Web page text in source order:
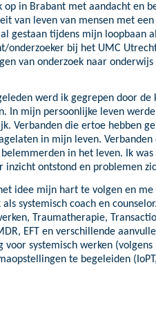
op in Brabant met aandacht en
van leven van mensen met
gestaan tijdens mijn loopbaan
onderzoeker bij het UMC
van onderzoek naar
werd ik gegrepen door
In mijn persoonlijke leven
Verbanden die ertoe hebben
in mijn leven.
in het leven. Ik
inzicht ontstond en problemen
idee mijn hart te volgen en
systemisch coach en
Traumatherapie,
EFT en verschillende
voor systemisch werken
te begeleiden